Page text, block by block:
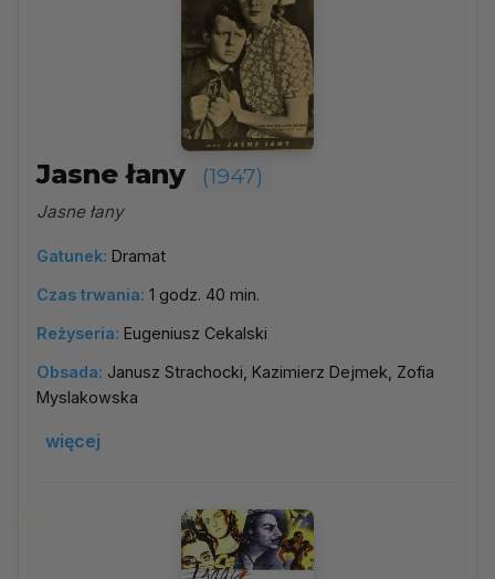
Jasne łany (1947)
Jasne łany
Gatunek: Dramat
Czas trwania: 1 godz. 40 min.
Reżyseria: Eugeniusz Cekalski
Obsada: Janusz Strachocki, Kazimierz Dejmek, Zofia
Myslakowska
więcej